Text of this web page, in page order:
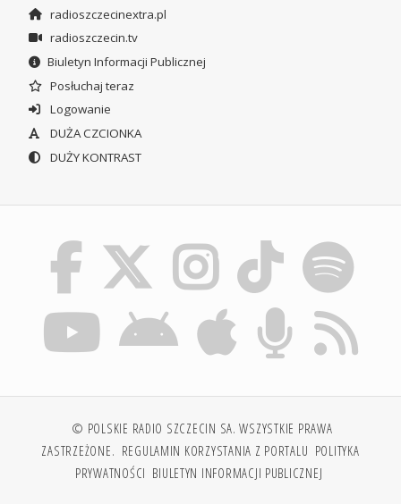
radioszczecinextra.pl
radioszczecin.tv
Biuletyn Informacji Publicznej
Posłuchaj teraz
Logowanie
DUŻA CZCIONKA
DUŻY KONTRAST
© POLSKIE RADIO SZCZECIN SA. WSZYSTKIE PRAWA
ZASTRZEŻONE. REGULAMIN KORZYSTANIA Z PORTALU POLITYKA
PRYWATNOŚCI BIULETYN INFORMACJI PUBLICZNEJ